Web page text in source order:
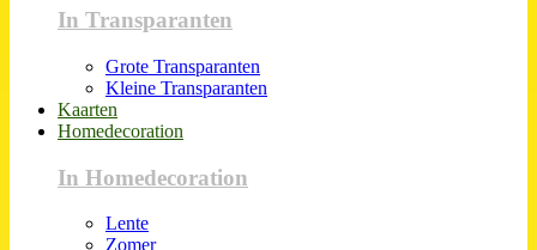
In Transparanten
Grote Transparanten
Kleine Transparanten
Kaarten
Homedecoration
In Homedecoration
Lente
Zomer